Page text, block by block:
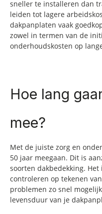
sneller te installeren dan
leiden tot lagere
dakpanplaten vaak
zowel in termen van de
onderhoudskosten op
Hoe lang
mee?
Met de juiste zorg en
50 jaar meegaan. Dit is
soorten dakbedekking.
controleren op tekenen
problemen zo snel
levensduur van je